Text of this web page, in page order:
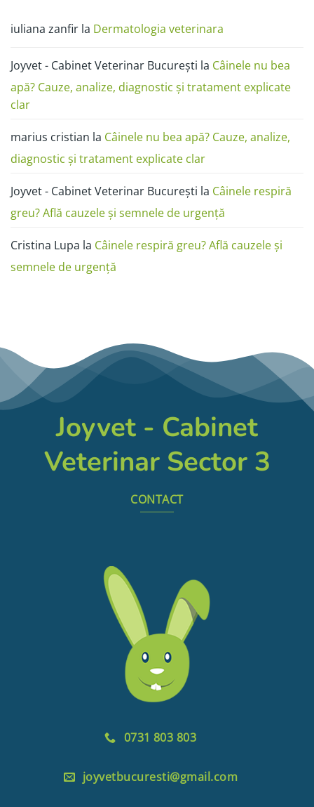
cum
o
alergie
sau
iuliana zanfir la Dermatologia veterinara
Joyvet - Cabinet Veterinar București la Câinele nu bea
apă? Cauze, analize, diagnostic și tratament explicate
clar
marius cristian la Câinele nu bea apă? Cauze, analize,
diagnostic și tratament explicate clar
Joyvet - Cabinet Veterinar București la Câinele respiră
greu? Află cauzele și semnele de urgență
Cristina Lupa la Câinele respiră greu? Află cauzele și
semnele de urgență
Joyvet - Cabinet
Veterinar Sector 3
CONTACT
0731 803 803
joyvetbucuresti@gmail.com